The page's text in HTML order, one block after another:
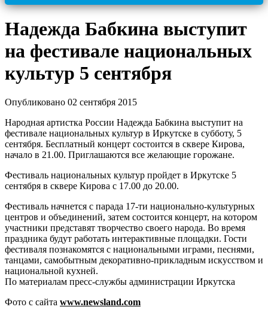
Надежда Бабкина выступит
на фестивале национальных
культур 5 сентября
Опубликовано 02 сентября 2015
Народная артистка России Надежда Бабкина выступит на
фестивале национальных культур в Иркутске в субботу, 5
сентября. Бесплатный концерт состоится в сквере Кирова,
начало в 21.00. Приглашаются все желающие горожане.
Фестиваль национальных культур пройдет в Иркутске 5
сентября в сквере Кирова с 17.00 до 20.00.
Фестиваль начнется с парада 17-ти национально-культурных
центров и объединений, затем состоится концерт, на котором
участники представят творчество своего народа. Во время
праздника будут работать интерактивные площадки. Гости
фестиваля познакомятся с национальными играми, песнями,
танцами, самобытным декоративно-прикладным искусством и
национальной кухней.
По материалам пресс-службы администрации Иркутска
Фото с сайта www.newsland.com